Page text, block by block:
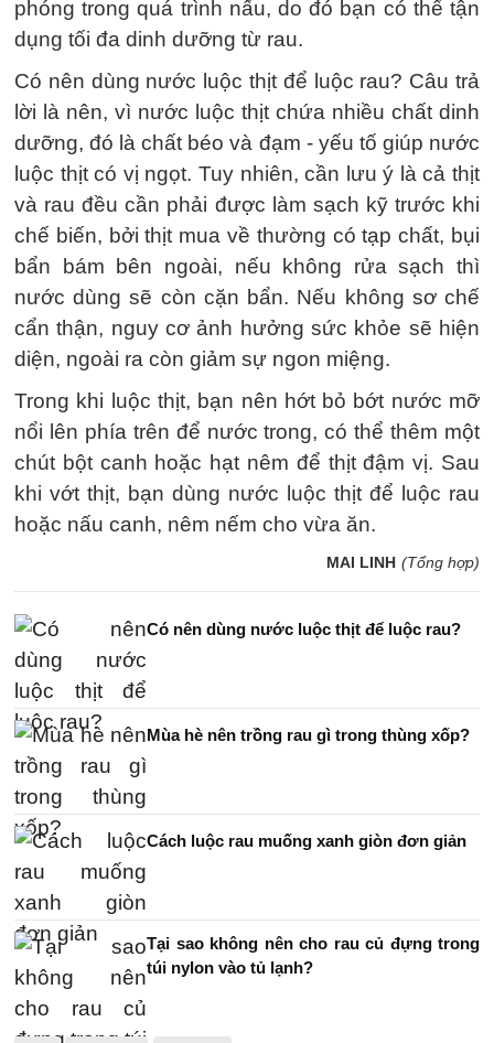
phóng trong quá trình nấu, do đó bạn có thể tận
dụng tối đa dinh dưỡng từ rau.
Có nên dùng nước luộc thịt để luộc rau? Câu trả
lời là nên, vì nước luộc thịt chứa nhiều chất dinh
dưỡng, đó là chất béo và đạm - yếu tố giúp nước
luộc thịt có vị ngọt. Tuy nhiên, cần lưu ý là cả thịt
và rau đều cần phải được làm sạch kỹ trước khi
chế biến, bởi thịt mua về thường có tạp chất, bụi
bẩn bám bên ngoài, nếu không rửa sạch thì
nước dùng sẽ còn cặn bẩn. Nếu không sơ chế
cẩn thận, nguy cơ ảnh hưởng sức khỏe sẽ hiện
diện, ngoài ra còn giảm sự ngon miệng.
Trong khi luộc thịt, bạn nên hớt bỏ bớt nước mỡ
nổi lên phía trên để nước trong, có thể thêm một
chút bột canh hoặc hạt nêm để thịt đậm vị. Sau
khi vớt thịt, bạn dùng nước luộc thịt để luộc rau
hoặc nấu canh, nêm nếm cho vừa ăn.
MAI LINH (Tổng hợp)
Có nên dùng nước luộc thịt để luộc rau?
Mùa hè nên trồng rau gì trong thùng xốp?
Cách luộc rau muống xanh giòn đơn giản
Tại sao không nên cho rau củ đựng trong
túi nylon vào tủ lạnh?